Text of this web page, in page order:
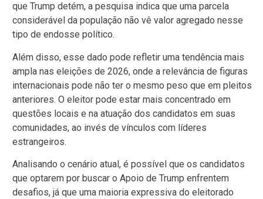
que Trump detém, a pesquisa indica que uma parcela
considerável da população não vê valor agregado nesse
tipo de endosse político.
Além disso, esse dado pode refletir uma tendência mais
ampla nas eleições de 2026, onde a relevância de figuras
internacionais pode não ter o mesmo peso que em pleitos
anteriores. O eleitor pode estar mais concentrado em
questões locais e na atuação dos candidatos em suas
comunidades, ao invés de vínculos com líderes
estrangeiros.
Analisando o cenário atual, é possível que os candidatos
que optarem por buscar o Apoio de Trump enfrentem
desafios, já que uma maioria expressiva do eleitorado